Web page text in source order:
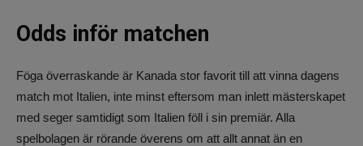
Odds inför matchen
Föga överraskande är Kanada stor favorit till att vinna dagens
match mot Italien, inte minst eftersom man inlett mästerskapet
med seger samtidigt som Italien föll i sin premiär. Alla
spelbolagen är rörande överens om att allt annat än en